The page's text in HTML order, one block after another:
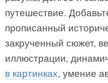
путешествие.
прописанный
закрученный сюжет,
иллюстрации,
в картинках, умение